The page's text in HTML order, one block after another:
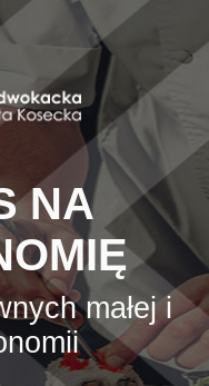
NA
małej i